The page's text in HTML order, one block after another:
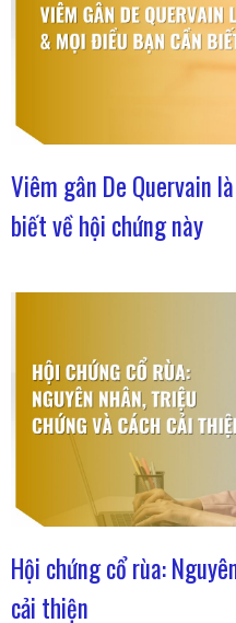
Viêm gân De Quervain
biết về hội chứng này
Hội chứng cổ rùa:
cải thiện